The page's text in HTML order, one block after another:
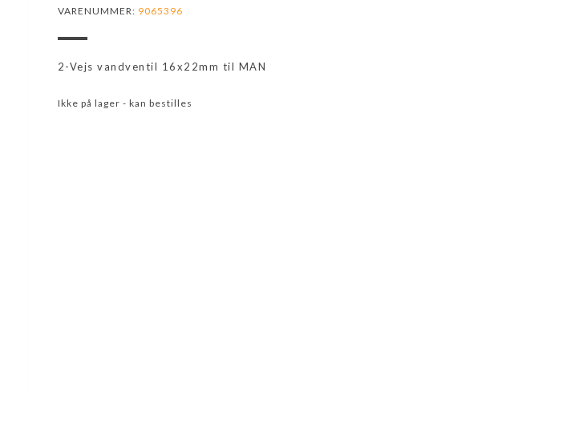
VARENUMMER: 9065396
2-Vejs vandventil 16x22mm til MAN
Ikke på lager - kan bestilles